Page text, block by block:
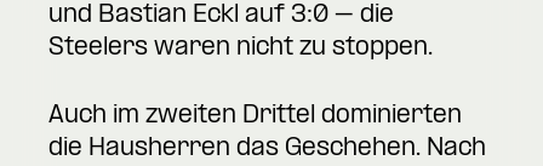
und Bastian Eckl auf 3:0 – die
Steelers waren nicht zu stoppen.
Auch im zweiten Drittel dominierten
die Hausherren das Geschehen. Nach